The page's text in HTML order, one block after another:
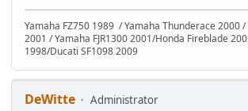
Yamaha FZ750 1989 / Yamaha Thunderace 2000
2001 / Yamaha FJR1300 2001/Honda Fireblade
1998/Ducati SF1098 2009
DeWitte
Administrator